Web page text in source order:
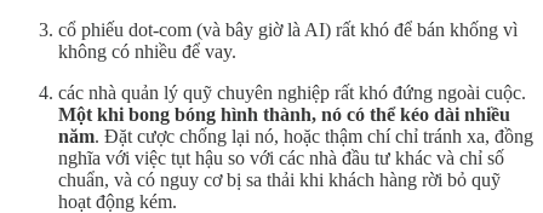
cổ phiếu dot-com (và bây giờ là AI) rất khó để bán khống vì
không có nhiều để vay.
các nhà quản lý quỹ chuyên nghiệp rất khó đứng ngoài cuộc.
Một khi bong bóng hình thành, nó có thể kéo dài nhiều
năm. Đặt cược chống lại nó, hoặc thậm chí chỉ tránh xa, đồng
nghĩa với việc tụt hậu so với các nhà đầu tư khác và chỉ số
chuẩn, và có nguy cơ bị sa thải khi khách hàng rời bỏ quỹ
hoạt động kém.